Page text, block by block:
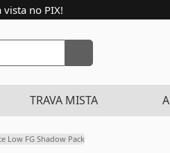
vista no PIX!
TRAVA MISTA
Low FG Shadow Pack